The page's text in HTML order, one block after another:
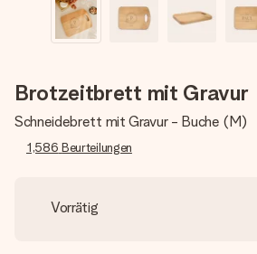
Brotzeitbrett mit Gravur
Schneidebrett mit Gravur - Buche (M)
1,586 Beurteilungen
Vorrätig